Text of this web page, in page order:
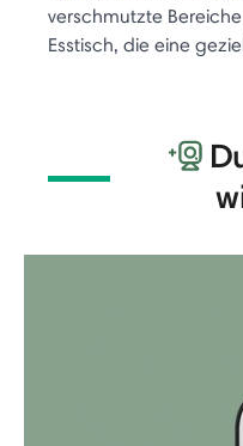
verschmutzte
Esstisch, die eine